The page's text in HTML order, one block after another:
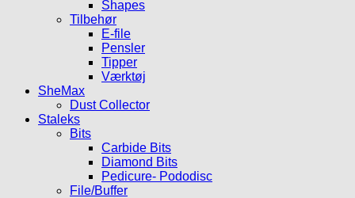
Shapes
Tilbehør
E-file
Pensler
Tipper
Værktøj
SheMax
Dust Collector
Staleks
Bits
Carbide Bits
Diamond Bits
Pedicure- Pododisc
File/Buffer